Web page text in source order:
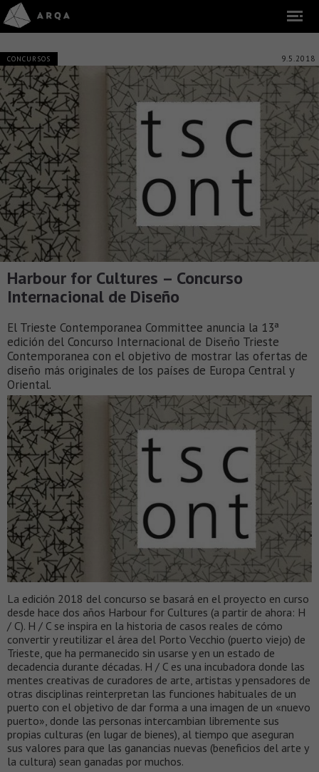
CONCURSOS 9.5.2018
Harbour for Cultures – Concurso
Internacional de Diseño
El Trieste Contemporanea Committee anuncia la 13ª
edición del Concurso Internacional de Diseño Trieste
Contemporanea con el objetivo de mostrar las ofertas de
diseño más originales de los países de Europa Central y
Oriental.
La edición 2018 del concurso se basará en el proyecto en curso
desde hace dos años Harbour for Cultures (a partir de ahora: H
/ C). H / C se inspira en la historia de casos reales de cómo
convertir y reutilizar el área del Porto Vecchio (puerto viejo) de
Trieste, que ha permanecido sin usarse y en un estado de
decadencia durante décadas. H / C es una incubadora donde las
mentes creativas de curadores de arte, artistas y pensadores de
otras disciplinas reinterpretan las funciones habituales de un
puerto con el objetivo de dar forma a una imagen de un «nuevo
puerto», donde las personas intercambian libremente sus
propias culturas (en lugar de bienes), al tiempo que aseguran
sus valores para que las ganancias nuevas (beneficios del arte y
la cultura) sean ganadas por muchos.